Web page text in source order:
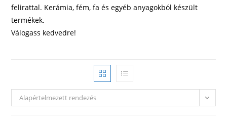
felirattal. Kerámia, fém, fa és egyéb anyagokból készült
termékek.
Válogass kedvedre!
Alapértelmezett rendezés